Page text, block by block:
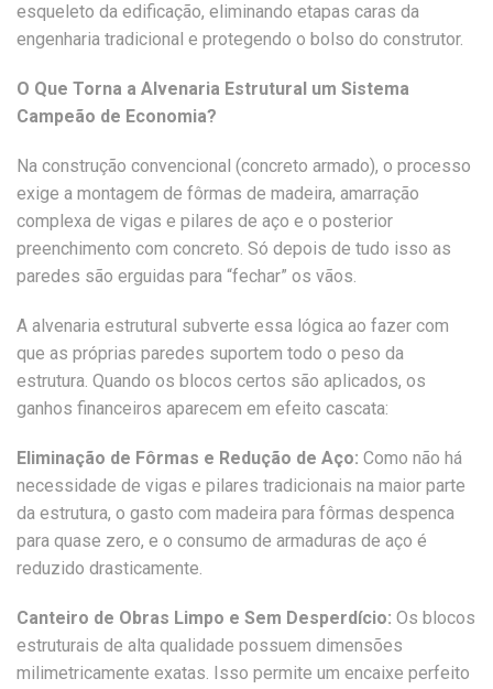
esqueleto da edificação, eliminando etapas caras da
engenharia tradicional e protegendo o bolso do construtor.
O Que Torna a Alvenaria Estrutural um Sistema
Campeão de Economia?
Na construção convencional (concreto armado), o processo
exige a montagem de fôrmas de madeira, amarração
complexa de vigas e pilares de aço e o posterior
preenchimento com concreto. Só depois de tudo isso as
paredes são erguidas para “fechar” os vãos.
A alvenaria estrutural subverte essa lógica ao fazer com
que as próprias paredes suportem todo o peso da
estrutura. Quando os blocos certos são aplicados, os
ganhos financeiros aparecem em efeito cascata:
Eliminação de Fôrmas e Redução de Aço: Como não há
necessidade de vigas e pilares tradicionais na maior parte
da estrutura, o gasto com madeira para fôrmas despenca
para quase zero, e o consumo de armaduras de aço é
reduzido drasticamente.
Canteiro de Obras Limpo e Sem Desperdício: Os blocos
estruturais de alta qualidade possuem dimensões
milimetricamente exatas. Isso permite um encaixe perfeito